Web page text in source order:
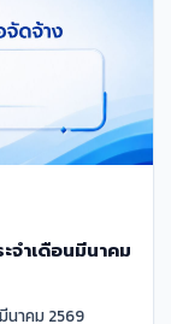
จำเดือนมีนาคม
นาคม 2569